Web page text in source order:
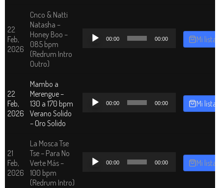
22
Feb,
2026
Cnco & Natti
Natasha –
Honey Boo –
085 bpm
(Redrum Intro
Outro)
Reproductor
00:00 00:00 Mi lista
22
Feb,
2026
Mambo a
Merengue –
130 a 170 bpm
Verano Solido
– Oro Solido
Reproductor
00:00 00:00 Mi lista
21
Feb,
2026
La Mosca Tse
Tse – Para No
Verte Más –
100 bpm
(Redrum Intro)
Reproductor
00:00 00:00 Mi lista